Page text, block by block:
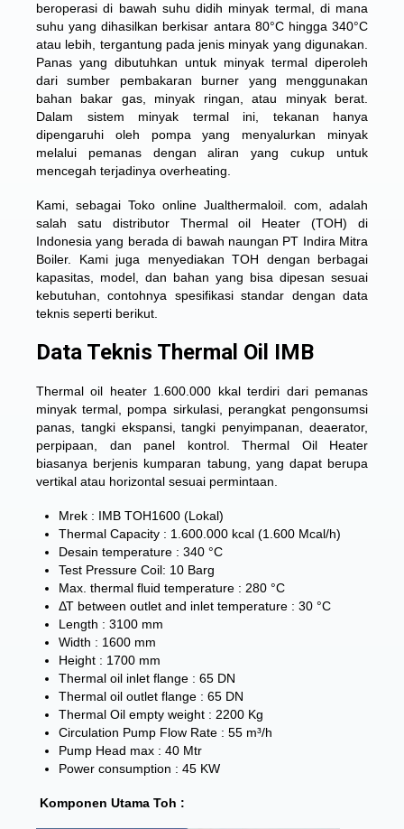
beroperasi di bawah suhu didih minyak termal, di mana
suhu yang dihasilkan berkisar antara 80°C hingga 340°C
atau lebih, tergantung pada jenis minyak yang digunakan.
Panas yang dibutuhkan untuk minyak termal diperoleh
dari sumber pembakaran burner yang menggunakan
bahan bakar gas, minyak ringan, atau minyak berat.
Dalam sistem minyak termal ini, tekanan hanya
dipengaruhi oleh pompa yang menyalurkan minyak
melalui pemanas dengan aliran yang cukup untuk
mencegah terjadinya overheating.
Kami, sebagai Toko online Jualthermaloil. com, adalah
salah satu distributor Thermal oil Heater (TOH) di
Indonesia yang berada di bawah naungan PT Indira Mitra
Boiler. Kami juga menyediakan TOH dengan berbagai
kapasitas, model, dan bahan yang bisa dipesan sesuai
kebutuhan, contohnya spesifikasi standar dengan data
teknis seperti berikut.
Data Teknis Thermal Oil IMB
Thermal oil heater 1.600.000 kkal terdiri dari pemanas
minyak termal, pompa sirkulasi, perangkat pengonsumsi
panas, tangki ekspansi, tangki penyimpanan, deaerator,
perpipaan, dan panel kontrol. Thermal Oil Heater
biasanya berjenis kumparan tabung, yang dapat berupa
vertikal atau horizontal sesuai permintaan.
Mrek : IMB TOH1600 (Lokal)
Thermal Capacity : 1.600.000 kcal (1.600 Mcal/h)
Desain temperature : 340 °C
Test Pressure Coil: 10 Barg
Max. thermal fluid temperature : 280 °C
ΔΤ between outlet and inlet temperature : 30 °C
Length : 3100 mm
Width : 1600 mm
Height : 1700 mm
Thermal oil inlet flange : 65 DN
Thermal oil outlet flange : 65 DN
Thermal Oil empty weight : 2200 Kg
Circulation Pump Flow Rate : 55 m³/h
Pump Head max : 40 Mtr
Power consumption : 45 KW
Komponen Utama Toh :